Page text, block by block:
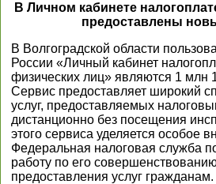
В Личном кабинете
предоставлены
В Волгоградской области
России «Личный кабинет
физических лиц» являются 1 млн
Сервис предоставляет широкий
услуг, предоставляемых
дистанционно без посещения
этого сервиса уделяется особое
Федеральная налоговая служба
работу по его
предоставления услуг гражданам.